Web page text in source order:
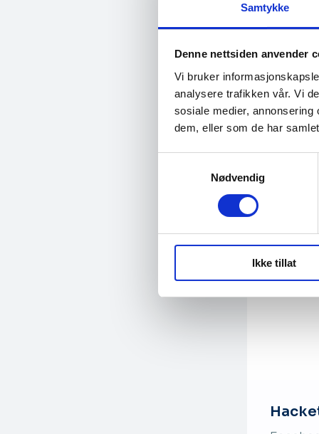
Samtykke
Denne nettsiden anvender
Vi bruker
analysere trafikken vår. Vi
sosiale medier,
dem, eller som de har
Nødvendig
Ikke tillat